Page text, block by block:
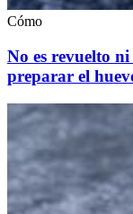
Cómo
No es revuelto
preparar el